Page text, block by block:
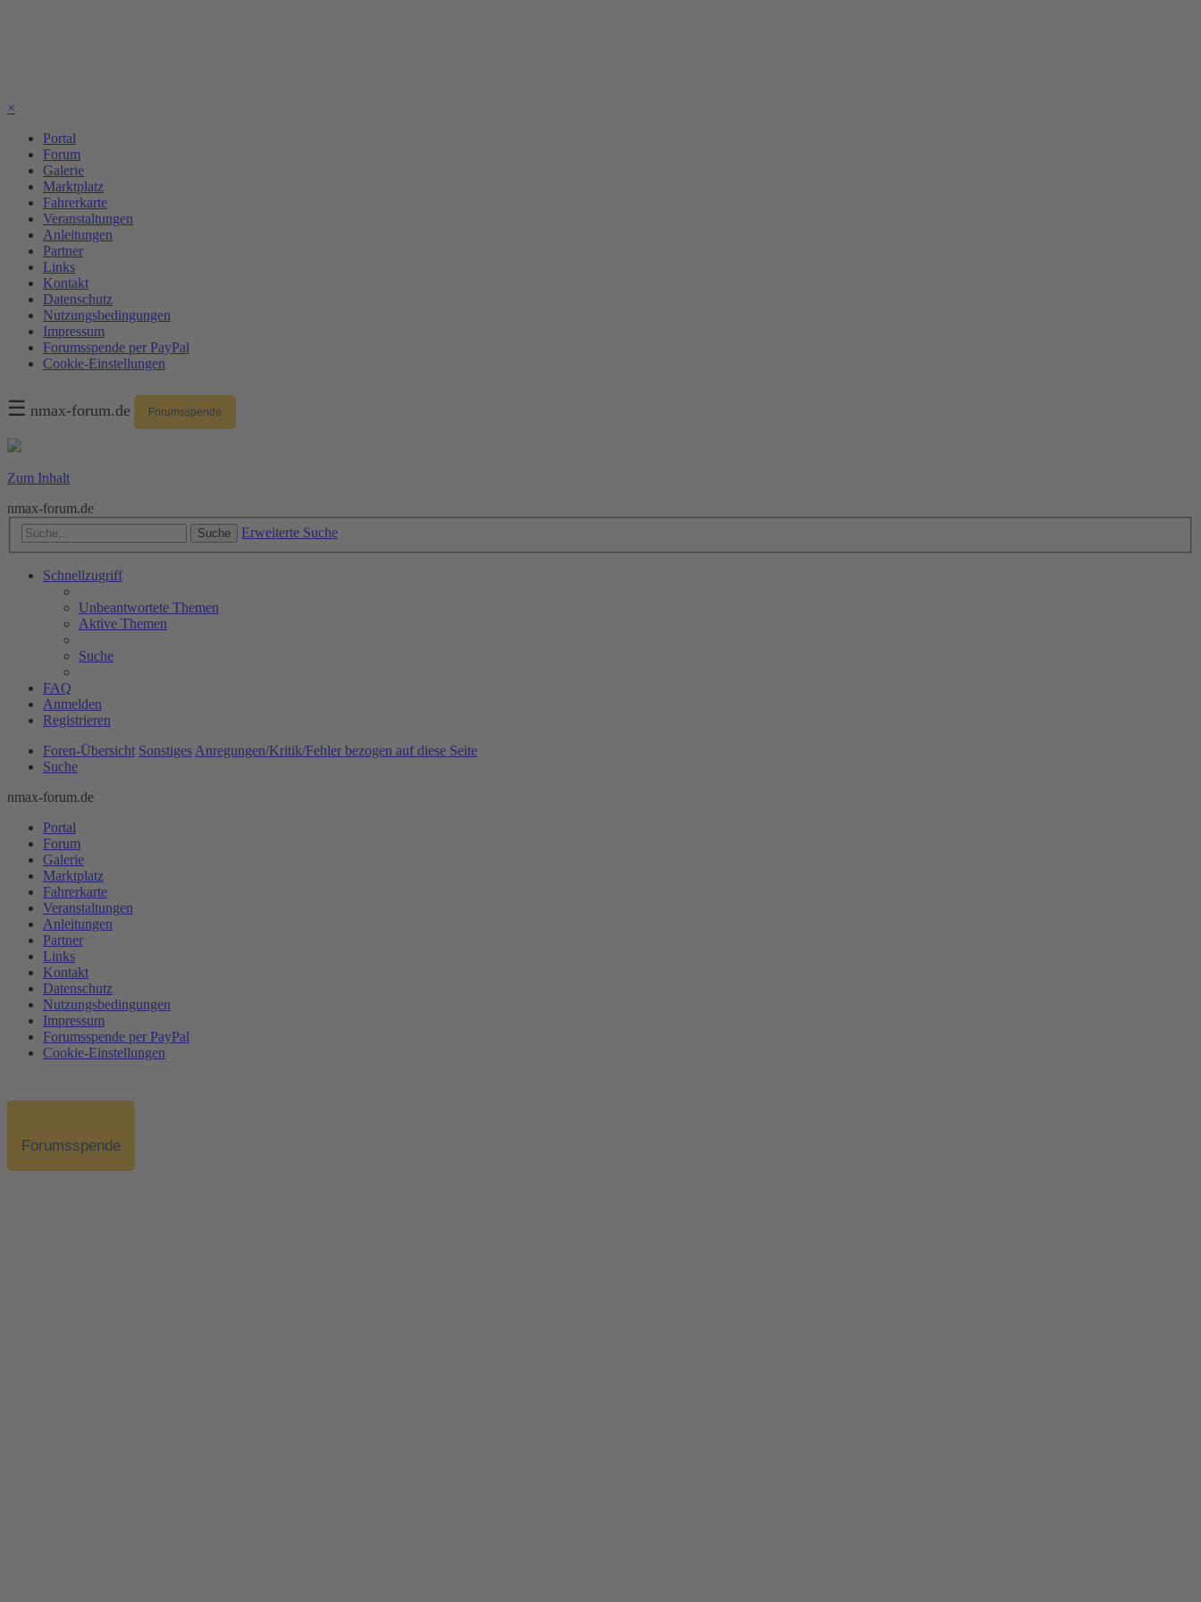
×
Portal
Forum
Galerie
Marktplatz
Fahrerkarte
Veranstaltungen
Anleitungen
Partner
Links
Kontakt
Datenschutz
Nutzungsbedingungen
Impressum
Forumsspende per PayPal
Cookie-Einstellungen
☰ nmax-forum.de Forumsspende
Zum Inhalt
nmax-forum.de
Suche Erweiterte Suche
Schnellzugriff
Unbeantwortete Themen
Aktive Themen
Suche
FAQ
Anmelden
Registrieren
Foren-Übersicht Sonstiges Anregungen/Kritik/Fehler bezogen auf diese Seite
Suche
nmax-forum.de
Portal
Forum
Galerie
Marktplatz
Fahrerkarte
Veranstaltungen
Anleitungen
Partner
Links
Kontakt
Datenschutz
Nutzungsbedingungen
Impressum
Forumsspende per PayPal
Cookie-Einstellungen
Forumsspende